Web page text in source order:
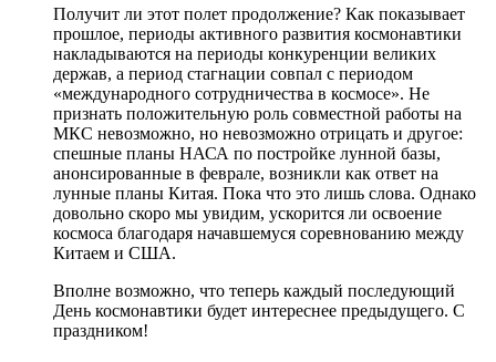
Получит ли этот полет продолжение? Как показывает
прошлое, периоды активного развития космонавтики
накладываются на периоды конкуренции великих
держав, а период стагнации совпал с периодом
«международного сотрудничества в космосе». Не
признать положительную роль совместной работы на
МКС невозможно, но невозможно отрицать и другое:
спешные планы НАСА по постройке лунной базы,
анонсированные в феврале, возникли как ответ на
лунные планы Китая. Пока что это лишь слова. Однако
довольно скоро мы увидим, ускорится ли освоение
космоса благодаря начавшемуся соревнованию между
Китаем и США.
Вполне возможно, что теперь каждый последующий
День космонавтики будет интереснее предыдущего. С
праздником!